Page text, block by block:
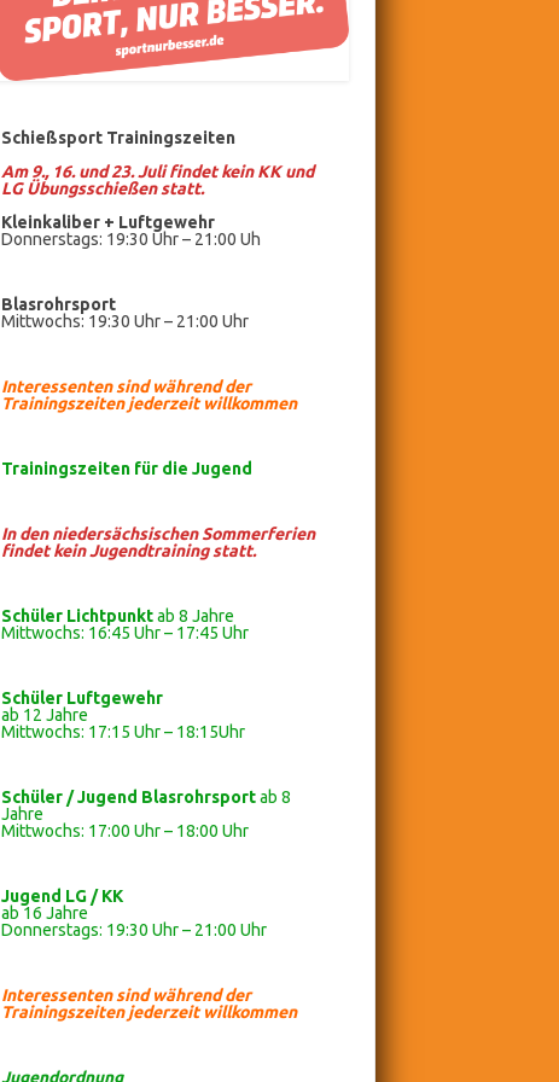
Schießsport Trainingszeiten
Am 9., 16. und 23. Juli findet kein KK und
LG Übungsschießen statt.
Kleinkaliber + Luftgewehr
Donnerstags: 19:30 Uhr – 21:00 Uh
Blasrohrsport
Mittwochs: 19:30 Uhr – 21:00 Uhr
Interessenten sind während der
Trainingszeiten jederzeit willkommen
Trainingszeiten für die Jugend
In den niedersächsischen Sommerferien
findet kein Jugendtraining statt.
Schüler Lichtpunktab 8 Jahre
Mittwochs: 16:45 Uhr – 17:45 Uhr
Schüler Luftgewehr
ab 12 Jahre
Mittwochs: 17:15 Uhr – 18:15Uhr
Schüler / Jugend Blasrohrsportab 8
Jahre
Mittwochs: 17:00 Uhr – 18:00 Uhr
Jugend LG / KK
ab 16 Jahre
Donnerstags: 19:30 Uhr – 21:00 Uhr
Interessenten sind während der
Trainingszeiten jederzeit willkommen
Jugendordnung